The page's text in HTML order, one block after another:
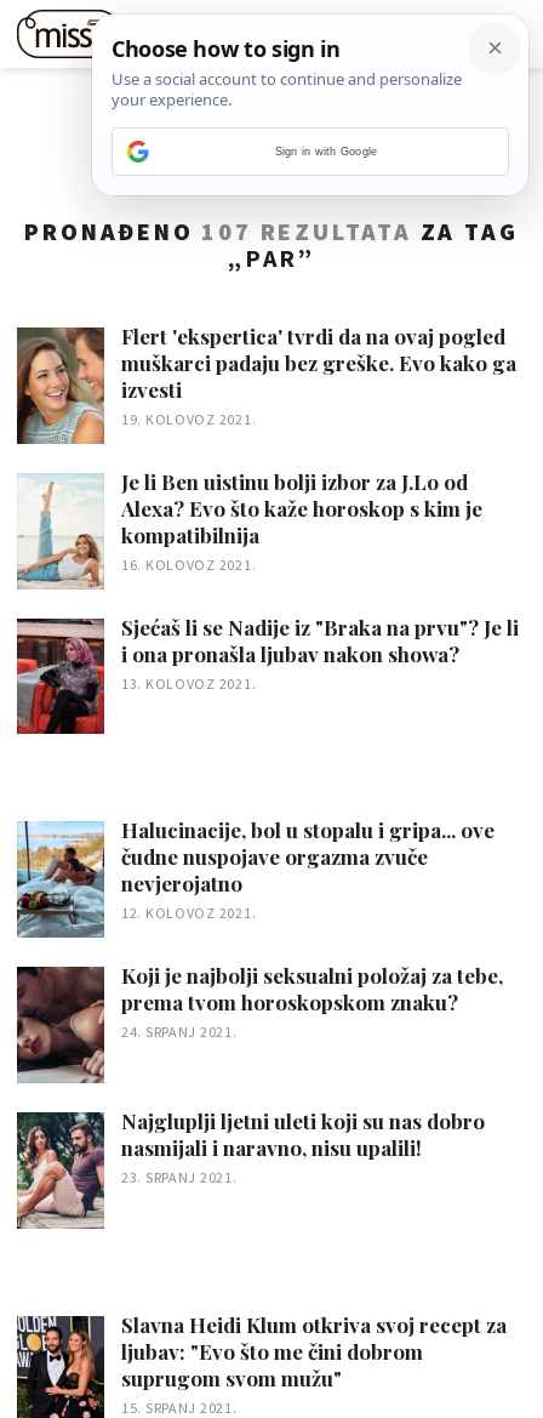
PRONAĐENO 107 REZULTATA ZA TAG
„ PAR”
Flert 'ekspertica' tvrdi da na ovaj pogled
muškarci padaju bez greške. Evo kako ga
izvesti
19. KOLOVOZ 2021.
Je li Ben uistinu bolji izbor za J.Lo od
Alexa? Evo što kaže horoskop s kim je
kompatibilnija
16. KOLOVOZ 2021.
Sjećaš li se Nadije iz "Braka na prvu"? Je li
i ona pronašla ljubav nakon showa?
13. KOLOVOZ 2021.
Halucinacije, bol u stopalu i gripa... ove
čudne nuspojave orgazma zvuče
nevjerojatno
12. KOLOVOZ 2021.
Koji je najbolji seksualni položaj za tebe,
prema tvom horoskopskom znaku?
24. SRPANJ 2021.
Najgluplji ljetni uleti koji su nas dobro
nasmijali i naravno, nisu upalili!
23. SRPANJ 2021.
Slavna Heidi Klum otkriva svoj recept za
ljubav: "Evo što me čini dobrom
suprugom svom mužu"
15. SRPANJ 2021.
Sign in with Google